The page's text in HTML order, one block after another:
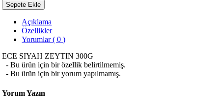
Sepete Ekle
Açıklama
Özellikler
Yorumlar ( 0 )
ECE SIYAH ZEYTIN 300G
- Bu ürün için bir özellik belirtilmemiş.
- Bu ürün için bir yorum yapılmamış.
Yorum Yazın